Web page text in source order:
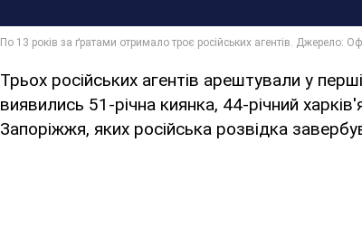
Трьох російських агентів арештували у
виявились 51-річна киянка, 44-річний
Запоріжжя, яких російська розвідка